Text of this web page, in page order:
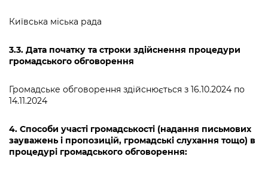
Київська міська рада
3.3. Дата початку та строки здійснення процедури
громадського обговорення
Громадське обговорення здійснюється з 16.10.2024 по
14.11.2024
4. Способи участі громадськості (надання письмових
зауважень і пропозицій, громадські слухання тощо) в
процедурі громадського обговорення: